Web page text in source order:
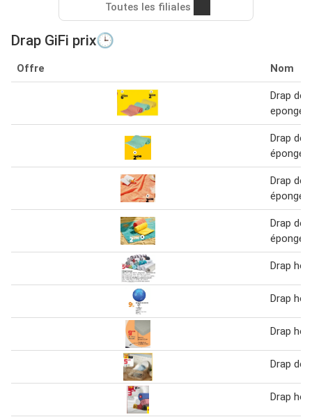
Toutes les filiales
Drap GiFi prix🕒
Offre Nom
Drap de
eponge
Drap de
éponge
Drap de
éponge
Drap de
éponge
Drap
Drap
Drap
Drap de
Drap